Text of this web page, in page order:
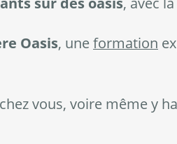
Oasis, uneformation
vous, voire même y